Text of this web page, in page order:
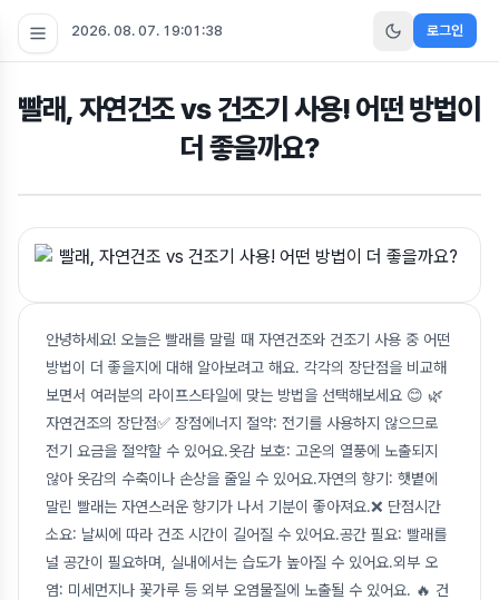
2026. 08. 07. 19:01:39 로그인
빨래, 자연건조 vs 건조기 사용! 어떤 방법이
더 좋을까요?
안녕하세요! 오늘은 빨래를 말릴 때 자연건조와 건조기 사용 중 어떤
방법이 더 좋을지에 대해 알아보려고 해요. 각각의 장단점을 비교해
보면서 여러분의 라이프스타일에 맞는 방법을 선택해보세요 😊 🌿
자연건조의 장단점✅ 장점에너지 절약: 전기를 사용하지 않으므로
전기 요금을 절약할 수 있어요.옷감 보호: 고온의 열풍에 노출되지
않아 옷감의 수축이나 손상을 줄일 수 있어요.자연의 향기: 햇볕에
말린 빨래는 자연스러운 향기가 나서 기분이 좋아져요.❌ 단점시간
소요: 날씨에 따라 건조 시간이 길어질 수 있어요.공간 필요: 빨래를
널 공간이 필요하며, 실내에서는 습도가 높아질 수 있어요.외부 오
염: 미세먼지나 꽃가루 등 외부 오염물질에 노출될 수 있어요. 🔥 건